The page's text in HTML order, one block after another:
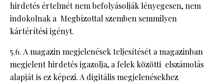
hirdetés értelmét nem befolyásolják lényegesen, nem
indokolnak a Megbízottal szemben semmilyen
kártérítési igényt.
5.6. A magazin megjelenések teljesítését a magazinban
megjelent hirdetés igazolja, a felek közötti elszámolás
alapját is ez képezi. A digitális megjelenésekhez